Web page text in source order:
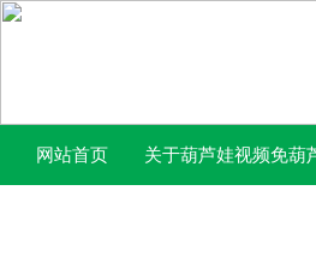
网站首页 关于葫芦娃视频免葫